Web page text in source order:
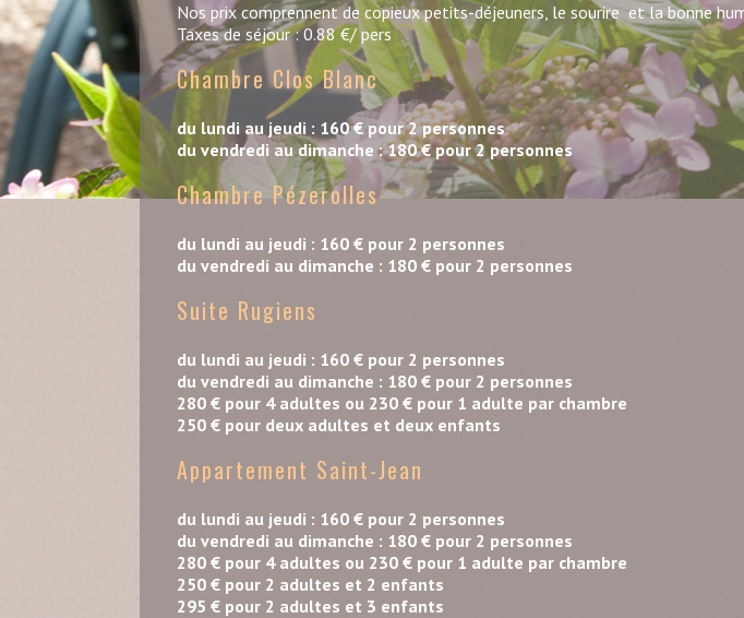
Nos prix comprennent de copieux petits-déjeuners, le sourire et la bonne
Taxes de séjour : 0.88 €/ pers
Chambre Clos Blanc
du lundi au jeudi : 160 € pour 2 personnes
du vendredi au dimanche : 180 € pour 2 personnes
Chambre Pézerolles
du lundi au jeudi : 160 € pour 2 personnes
du vendredi au dimanche : 180 € pour 2 personnes
Suite Rugiens
du lundi au jeudi : 160 € pour 2 personnes
du vendredi au dimanche : 180 € pour 2 personnes
280 € pour 4 adultes ou 230 € pour 1 adulte par chambre
250 € pour deux adultes et deux enfants
Appartement Saint-Jean
du lundi au jeudi : 160 € pour 2 personnes
du vendredi au dimanche : 180 € pour 2 personnes
280 € pour 4 adultes ou 230 € pour 1 adulte par chambre
250 € pour 2 adultes et 2 enfants
295 € pour 2 adultes et 3 enfants